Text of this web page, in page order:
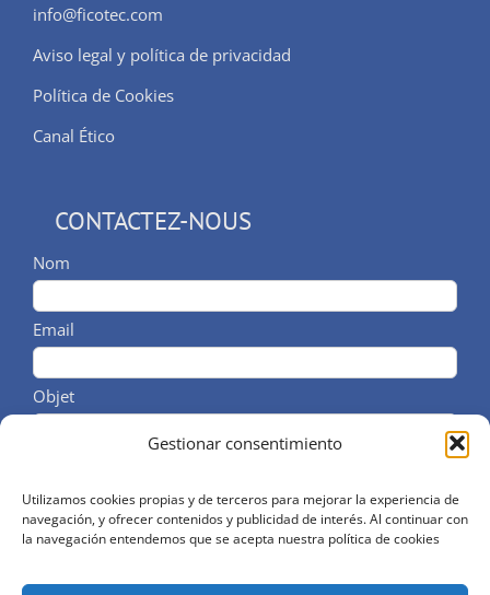
Gestionar consentimiento
Utilizamos cookies propias y de terceros para mejorar la experiencia de
navegación, y ofrecer contenidos y publicidad de interés. Al continuar con
la navegación entendemos que se acepta nuestra política de cookies
info@ficotec.com
Aviso legal y política de privacidad
Política de Cookies
Canal Ético
CONTACTEZ-NOUS
Nom
Email
Objet